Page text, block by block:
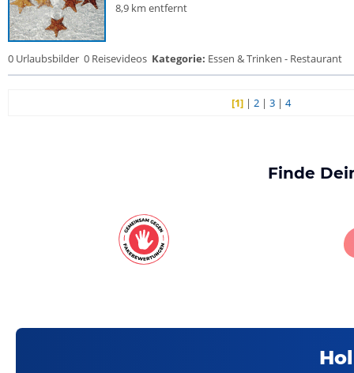
8,9 km entfernt
0 Urlaubsbilder 0 Reisevideos Kategorie: Essen & Trinken - Restaurant
[1] |2 |3 |4
Finde